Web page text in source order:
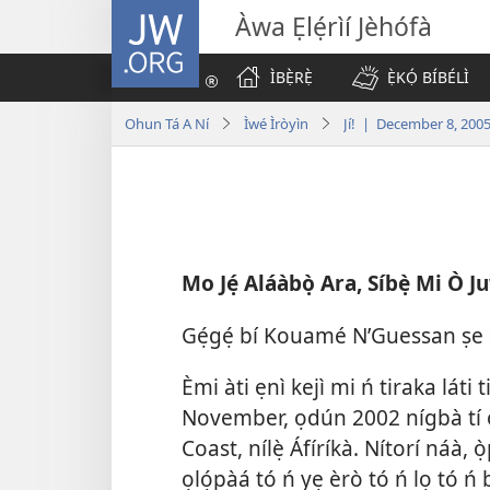
JW.ORG Àwa Ẹlẹ́rìí Jèhófà
ÌBẸ̀RẸ̀
Ẹ̀KỌ́ BÍBÉLÌ
Ohun Tá A Ní Ìwé Ìròyìn Jí! | December 8, 2005
Mo Jẹ́ Aláàbọ̀ Ara, Síbẹ̀ Mi Ò
Gẹ́gẹ́ bí Kouamé NʹGuessan ṣe
Èmi àti ẹnì kejì mi ń tiraka láti
November, ọdún 2002 nígbà
Coast, nílẹ̀ Áfíríkà. Nítorí náà,
ọlọ́pàá tó ń yẹ èrò tó ń lọ tó ń